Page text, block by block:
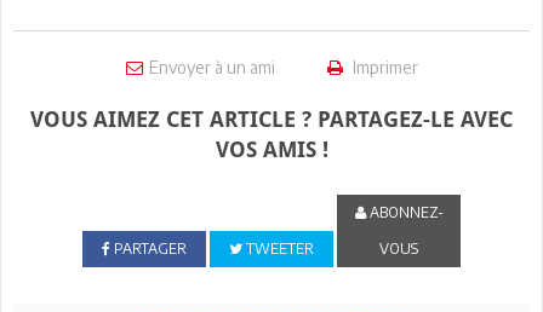
Envoyer à un ami Imprimer
VOUS AIMEZ CET ARTICLE ? PARTAGEZ-LE AVEC
VOS AMIS !
PARTAGER TWEETER
ABONNEZ-
VOUS